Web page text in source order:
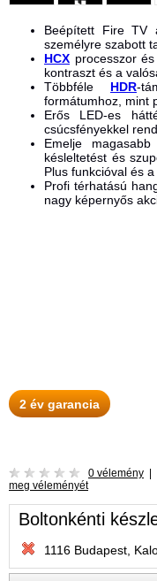
Beépített Fire TV
személyre szabott
HCX processzor
kontraszt és a
Többféle HDR-
formátumhoz, mint
Erős LED-es
csúcsfényekkel
Emelje
késleltetést és
Plus funkcióval és
Profi térhatású
nagy képernyős
2 év garancia
0 vélemény
meg véleményét
Boltonkénti
1116 Budapest,